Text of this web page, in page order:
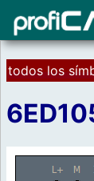
todos los